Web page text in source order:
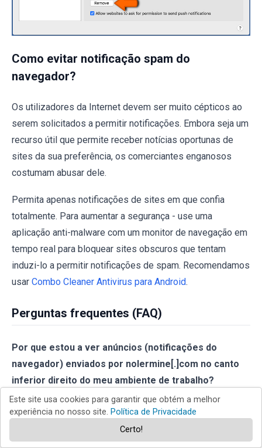
Como evitar notificação spam do
navegador?
Os utilizadores da Internet devem ser muito cépticos ao
serem solicitados a permitir notificações. Embora seja um
recurso útil que permite receber notícias oportunas de
sites da sua preferência, os comerciantes enganosos
costumam abusar dele.
Permita apenas notificações de sites em que confia
totalmente. Para aumentar a segurança - use uma
aplicação anti-malware com um monitor de navegação em
tempo real para bloquear sites obscuros que tentam
induzi-lo a permitir notificações de spam. Recomendamos
usar Combo Cleaner Antivirus para Android.
Perguntas frequentes (FAQ)
Por que estou a ver anúncios (notificações do
navegador) enviados por nolermine[.]com no canto
inferior direito do meu ambiente de trabalho?
É necessária a permissão do utilizador para que
qualquer site possa enviar notificações do navegador
(anúncios). Portanto, provavelmente acedeu ao site
Este site usa cookies para garantir que obtém a melhor
experiência no nosso site. Política de Privacidade
Certo!